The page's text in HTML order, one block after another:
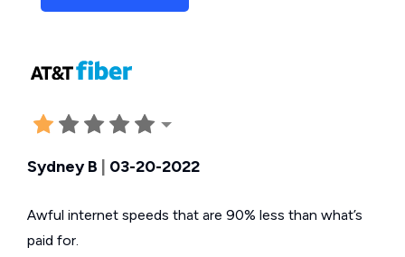
Sydney B 03-20-2022
Awful internet speeds that are 90% less than what’s
paid for.